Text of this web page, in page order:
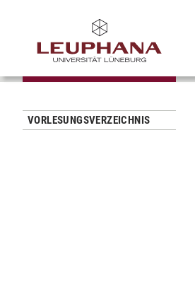
VORLESUNGSVERZEICHNIS